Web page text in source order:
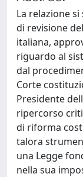
La relazione
di revisione
italiana,
riguardo al
dal
Corte
Presidente
ripercorso
di riforma
talora
una Legge
nella sua